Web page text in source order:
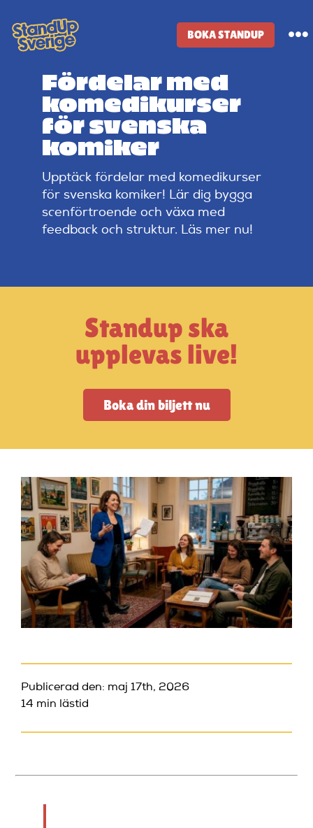
to
content
BOKA STANDUP
Standup-butik
Komiker
Lineup
Tidigare lineup
StandUpSverige PODDEN
Vanliga frågor
Mitt konto
Fördelar med
komedikurser
för svenska
komiker
Upptäck fördelar med komedikurser
för svenska komiker! Lär dig bygga
scenförtroende och växa med
feedback och struktur. Läs mer nu!
Standup ska
upplevas live!
Boka din biljett nu
Publicerad den: maj 17th, 2026
14 min lästid